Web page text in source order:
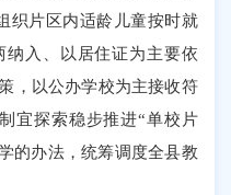
织片区内适龄儿童按时就
纳入、以居住证为主要依
，以公办学校为主接收符
宜探索稳步推进“单校片
的办法，统筹调度全县教